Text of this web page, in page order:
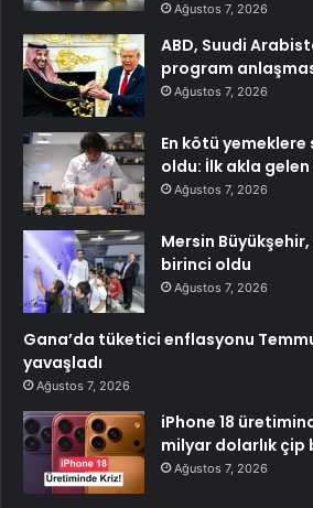
Ağustos 7, 2026
ABD, Suudi
program
Ağustos 7, 2026
En kötü
oldu: İlk akla
Ağustos 7, 2026
Mersin Büyükşehir,
birinci oldu
Ağustos 7, 2026
Gana’da tüketici enflasyonu
yavaşladı
Ağustos 7, 2026
iPhone 18
milyar dolarlık çip
Ağustos 7, 2026